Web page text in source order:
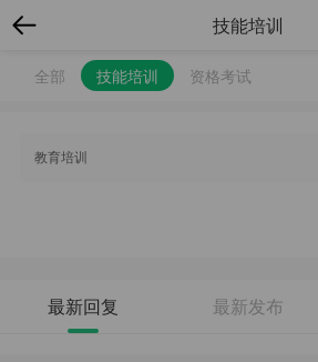
技能培训
全部 技能培训 资格考试
教育培训
最新回复 最新发布